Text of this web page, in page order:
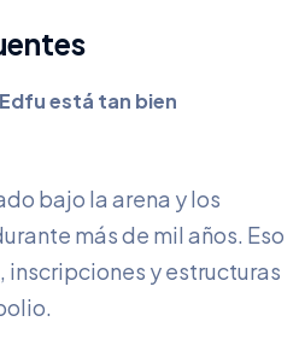
está tan bien
bajo la arena y los
más de mil años. Eso
y estructuras